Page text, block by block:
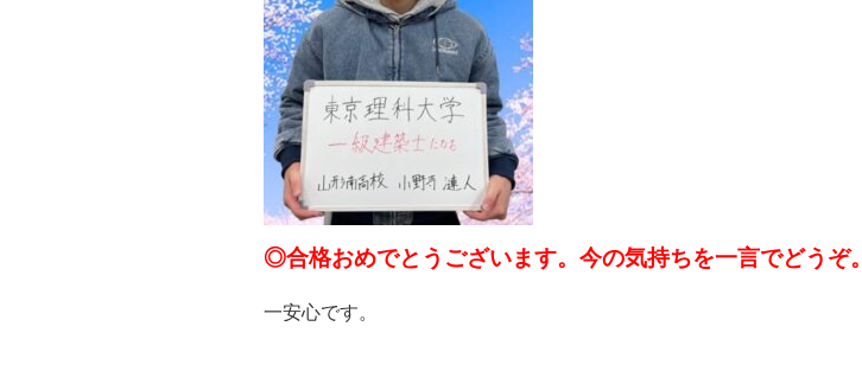
◎合格おめでとうございます。今の気持ちを一言でどうぞ。
一安心です。